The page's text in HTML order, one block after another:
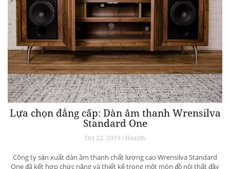
Lựa chọn đẳng cấp: Dàn âm thanh Wrensilva
Standard One
Oct 22, 2019 / Health
Công ty sản xuất dàn âm thanh chất lượng cao Wrensilva Standard
One đã kết hợp chức năng và thiết kế trong một món đồ nội thất đầy